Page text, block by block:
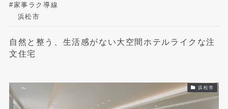
#家事ラク導線
浜松市
自然と整う、生活感がない大空間ホテルライクな注
文住宅
浜松市